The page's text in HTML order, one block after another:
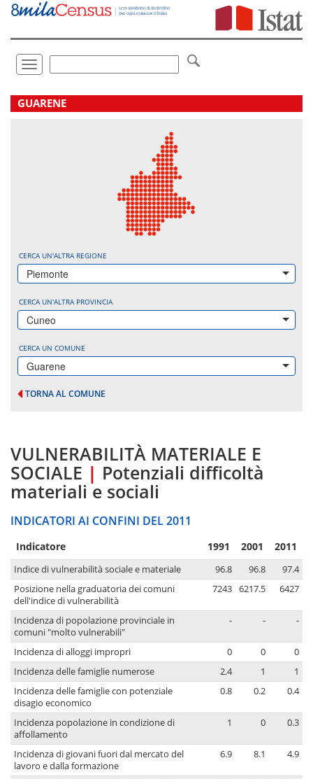
Vai
direttamente
Toggle
navigation
.
GUARENE
CERCA UN'ALTRA REGIONE
Piemonte
CERCA UN'ALTRA PROVINCIA
Cuneo
CERCA UN COMUNE
Guarene
TORNA AL COMUNE
VULNERABILITÀ MATERIALE E
SOCIALE | Potenziali difficoltà
materiali e sociali
INDICATORI AI CONFINI DEL 2011
Indicatore 1991 2001 2011
Indice di vulnerabilità sociale e materiale 96.8 96.8
97.4
Posizione nella graduatoria dei comuni
dell'indice di vulnerabilità
7243 6217.5 6427
Incidenza di popolazione provinciale in
comuni "molto vulnerabili"
- - -
Incidenza di alloggi impropri 0 0
0
Incidenza delle famiglie numerose
2.4 1
1
Incidenza delle famiglie con potenziale
disagio economico
0.8 0.2 0.4
Incidenza popolazione in condizione di
affollamento
1 0 0.3
Incidenza di giovani fuori dal mercato del
lavoro e dalla formazione
6.9 8.1 4.9